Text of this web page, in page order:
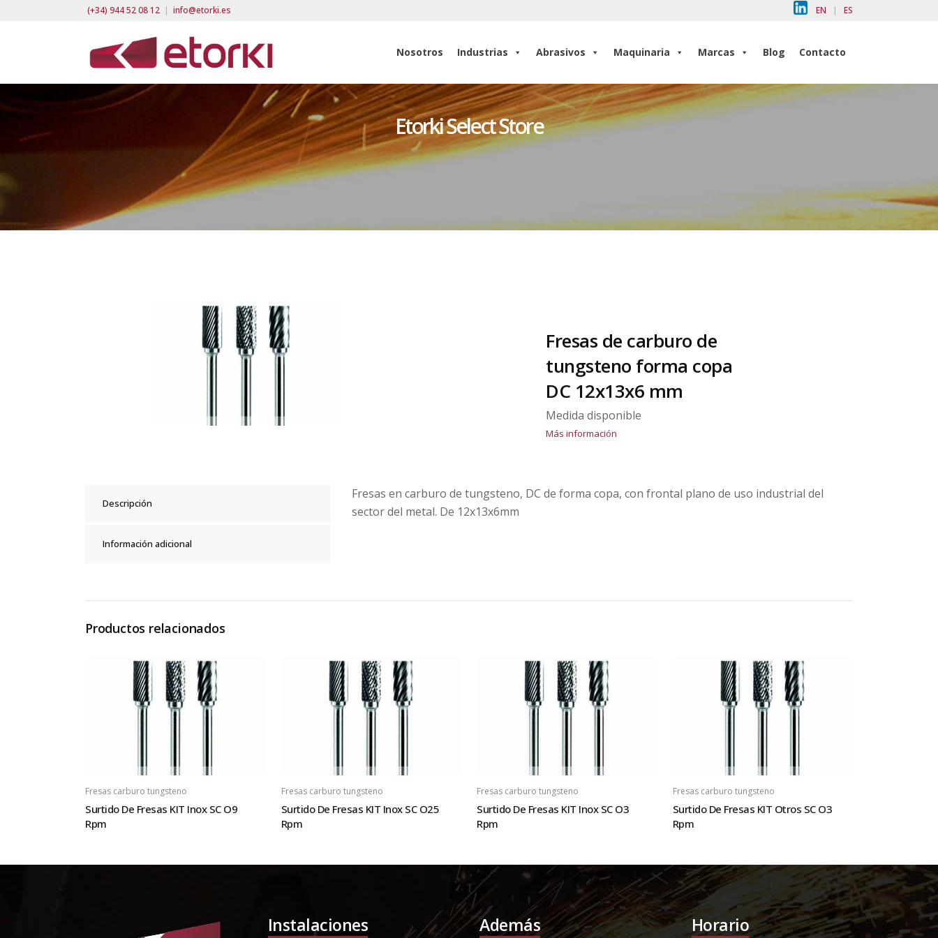
(+34) 944 52 08 12 | info@etorki.es EN | ES
Nosotros Industrias Abrasivos Maquinaria Marcas Blog Contacto
Etorki Select Store
Fresas de carburo de
tungsteno forma copa
DC 12x13x6 mm
Medida disponible
Más información
Descripción
Información adicional
Fresas en carburo de tungsteno, DC de forma copa, con frontal plano de uso industrial del
sector del metal. De 12x13x6mm
Productos relacionados
Fresas carburo tungsteno
Surtido De Fresas KIT Inox SC O9
Rpm
Fresas carburo tungsteno
Surtido De Fresas KIT Inox SC O25
Rpm
Fresas carburo tungsteno
Surtido De Fresas KIT Inox SC O3
Rpm
Fresas carburo tungsteno
Surtido De Fresas KIT Otros SC O3
Rpm
Instalaciones Además Horario